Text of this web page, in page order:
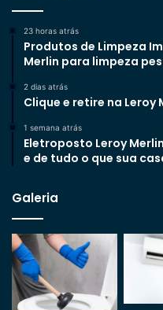
23 horas atrás
Produtos de Limpeza
Merlin para limpeza
2 dias atrás
Clique e retire na
1 semana atrás
Eletroposto Leroy
e de tudo o que sua
Galeria